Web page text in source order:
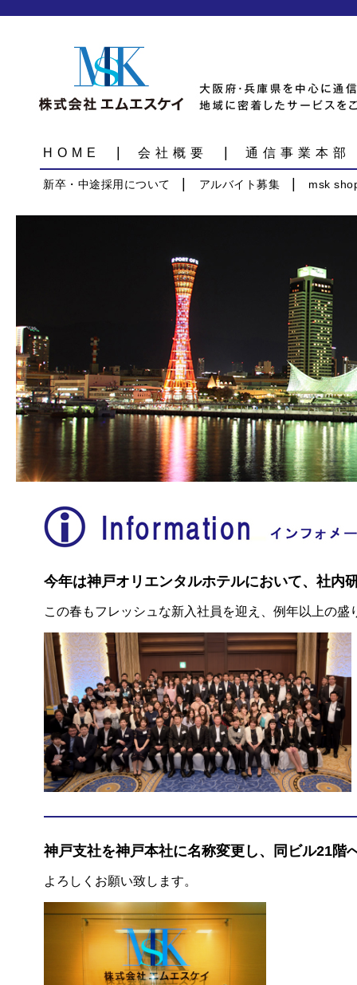
株式会社エムエスケイ
大阪府・兵庫県を中心に通信事業・外食事業を展開す
HOME 会社概要 通信事業本部
新卒・中途採用について アルバイト募集 msk
インフォメーション
インフォメーション情報
今年は神戸オリエンタルホテルにおいて、社内
この春もフレッシュな新入社員を迎え、例年以上の盛
神戸支社を神戸本社に名称変更し、同ビル21階
よろしくお願い致します。